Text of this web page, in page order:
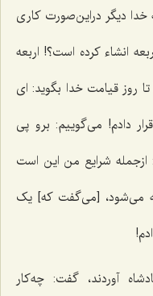
خدا دیگر دراین‌صورت کاری
انشاء کرده است؟! اربعه
روز قیامت خدا بگوید: ‌ای
دادم! می‌گوییم: برو پی
ازجمله شرایع من این است
می‌شود، [می‌گفت که] یک
آوردند، گفت: چه‌کار